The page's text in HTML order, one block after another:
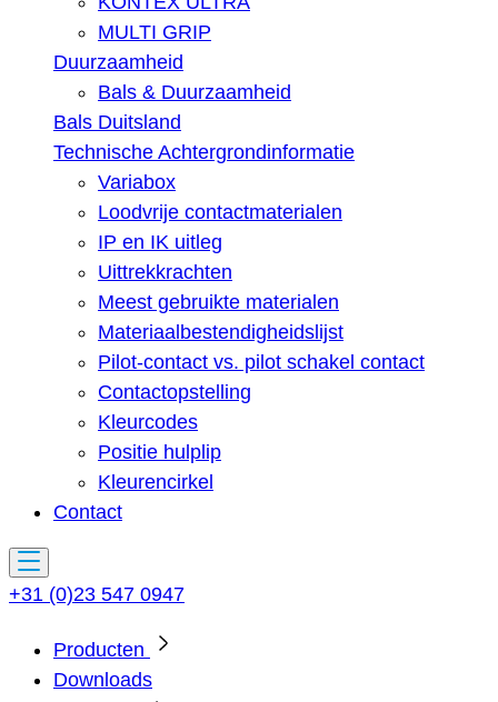
MULTI GRIP
Duurzaamheid
Bals & Duurzaamheid
Bals Duitsland
Technische Achtergrondinformatie
Variabox
Loodvrije contactmaterialen
IP en IK uitleg
Uittrekkrachten
Meest gebruikte materialen
Materiaalbestendigheidslijst
Pilot-contact vs. pilot schakel contact
Contactopstelling
Kleurcodes
Positie hulplip
Kleurencirkel
Contact
+31 (0)23 547 0947
Producten
Downloads